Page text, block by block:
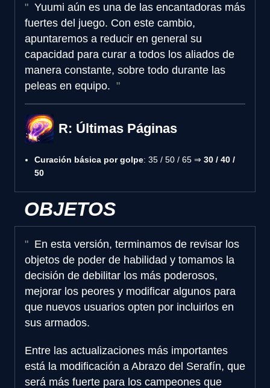
Yuumi aún es una de las encantadoras más
fuertes del juego. Con este cambio,
apuntaremos a reducir en general su
capacidad para curar a todos los aliados de
manera constante, sobre todo durante las
peleas en equipo.
R: Últimas Páginas
Curación básica por golpe: 35 / 50 / 65 ⇒ 30 / 40 /
50
OBJETOS
En esta versión, terminamos de revisar los
objetos de poder de habilidad y tomamos la
decisión de debilitar los más poderosos,
mejorar los peores y modificar algunos para
que nuevos usuarios opten por incluirlos en
sus armados.
Entre las actualizaciones más importantes
está la modificación a Abrazo del Serafín, que
será más fuerte para los campeones que